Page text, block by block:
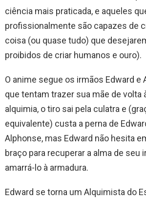
ciência mais praticada, e aqueles
profissionalmente são capazes de
coisa (ou quase tudo) que
proibidos de criar humanos e ouro).
O anime segue os irmãos Edward e
que tentam trazer sua mãe de volta
alquimia, o tiro sai pela culatra e
equivalente) custa a perna de
Alphonse, mas Edward não hesita
braço para recuperar a alma de seu
amarrá-lo à armadura.
Edward se torna um Alquimista do